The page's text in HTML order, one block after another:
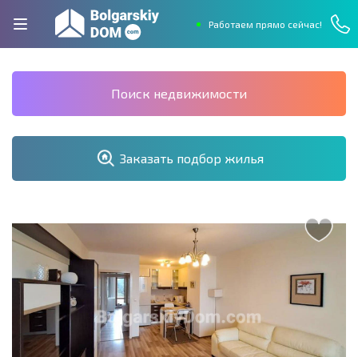
Работаем прямо сейчас!
Поиск недвижимости
Заказать подбор жилья